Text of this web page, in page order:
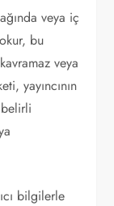
veya iç
bu
veya
yayıncının
bilgilerle